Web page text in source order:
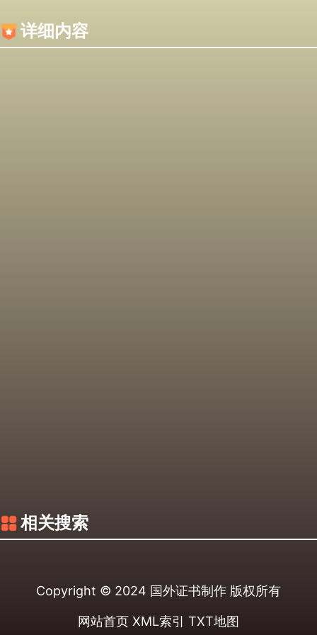
详细内容
相关搜索
Copyright © 2024 国外证书制作 版权所有
网站首页 XML索引 TXT地图